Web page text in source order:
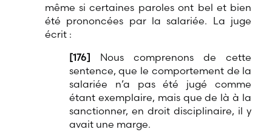
même si certaines paroles ont bel et bien
été prononcées par la salariée. La juge
écrit :
[176] Nous comprenons de cette
sentence, que le comportement de la
salariée n’a pas été jugé comme
étant exemplaire, mais que de là à la
sanctionner, en droit disciplinaire, il y
avait une marge.